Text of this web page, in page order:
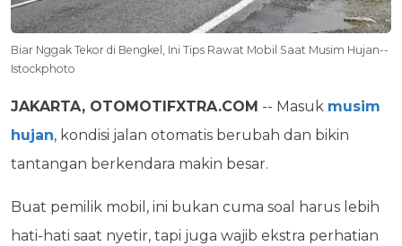
Biar Nggak Tekor di Bengkel, Ini Tips Rawat Mobil Saat Musim Hujan--
Istockphoto
JAKARTA, OTOMOTIFXTRA.COM -- Masuk musim
hujan, kondisi jalan otomatis berubah dan bikin
tantangan berkendara makin besar.
Buat pemilik mobil, ini bukan cuma soal harus lebih
hati-hati saat nyetir, tapi juga wajib ekstra perhatian